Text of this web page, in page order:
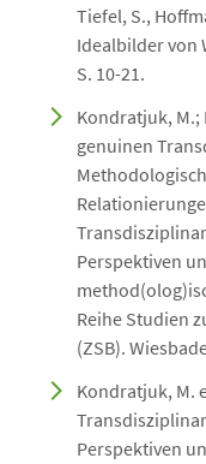
Tiefel, S.,
Idealbilder von
S. 10-21.
Kondratjuk, M.;
genuinen
Perspektiven
Reihe Studien
(ZSB).
Kondratjuk, M.
Perspektiven